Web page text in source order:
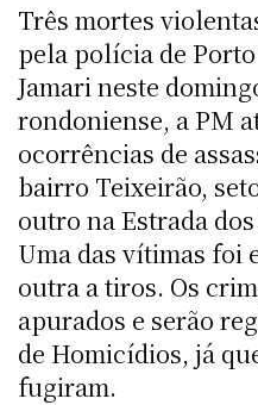
Três mortes
pela polícia de
Jamari neste
rondoniense, a PM
ocorrências de
bairro Teixeirão,
outro na Estrada
Uma das vítimas foi
outra a tiros. Os
apurados e serão
de Homicídios, já
fugiram.